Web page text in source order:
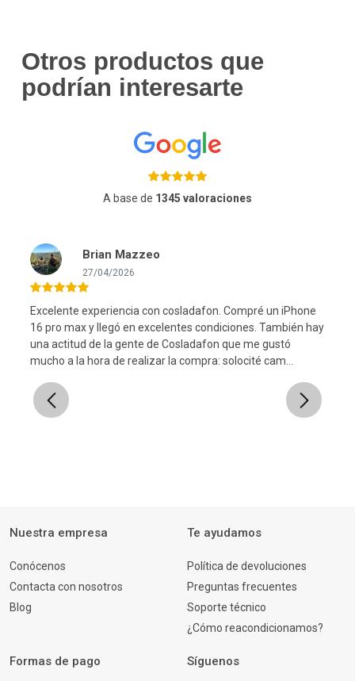
Otros productos que
podrían interesarte
A base de 1345 valoraciones
Previous
Brian Mazzeo
27/04/2026
Excelente experiencia con cosladafon. Compré un iPhone
16 pro max y llegó en excelentes condiciones. También hay
una actitud de la gente de Cosladafon que me gustó
mucho a la hora de realizar la compra: solocité cam...
Next
Nuestra empresa
Conócenos
Contacta con nosotros
Blog
Te ayudamos
Política de devoluciones
Preguntas frecuentes
Soporte técnico
¿Cómo reacondicionamos?
Formas de pago Síguenos